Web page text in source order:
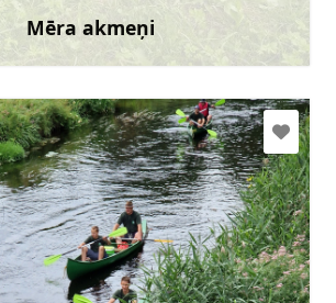
Mēra akmeņi
Uzzināt vairāk